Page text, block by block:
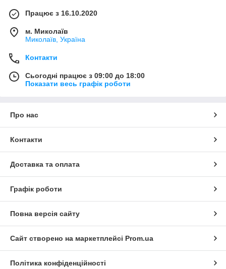
Працює з 16.10.2020
м. Миколаїв
Миколаїв, Україна
Контакти
Сьогодні працює з 09:00 до 18:00
Показати весь графік роботи
Про нас
Контакти
Доставка та оплата
Графік роботи
Повна версія сайту
Сайт створено на маркетплейсі Prom.ua
Політика конфіденційності